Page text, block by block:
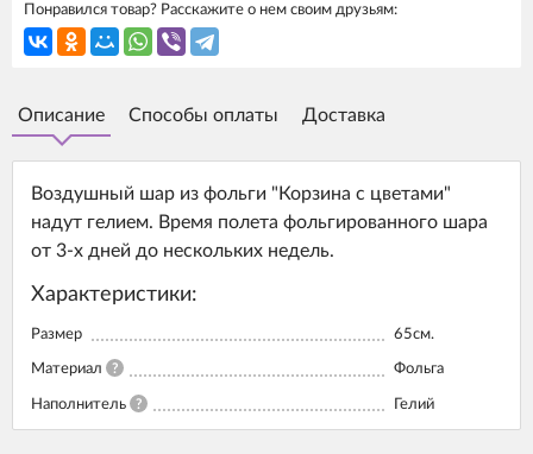
Понравился товар? Расскажите о нем своим друзьям:
Описание Способы оплаты Доставка
Воздушный шар из фольги "Корзина с цветами"
надут гелием. Время полета фольгированного шара
от 3-х дней до нескольких недель.
Характеристики:
Размер 65см.
Материал ? Фольга
Наполнитель ? Гелий